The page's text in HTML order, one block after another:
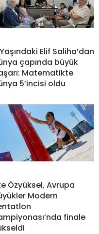
Elif Saliha’dan
çapında büyük
Matematikte
5’incisi oldu
Özyüksel, Avrupa
Modern
finale